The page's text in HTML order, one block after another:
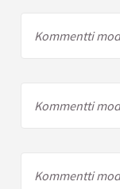
Kommentti
Kommentti
Kommentti